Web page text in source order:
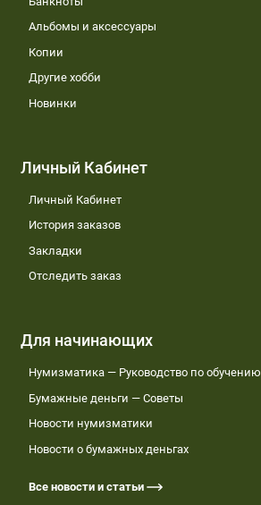
Альбомы и аксессуары
Копии
Другие хобби
Новинки
Личный Кабинет
Личный Кабинет
История заказов
Закладки
Отследить заказ
Для начинающих
Нумизматика — Руководство по обучению
Бумажные деньги — Советы
Новости нумизматики
Новости о бумажных деньгах
Все новости и статьи